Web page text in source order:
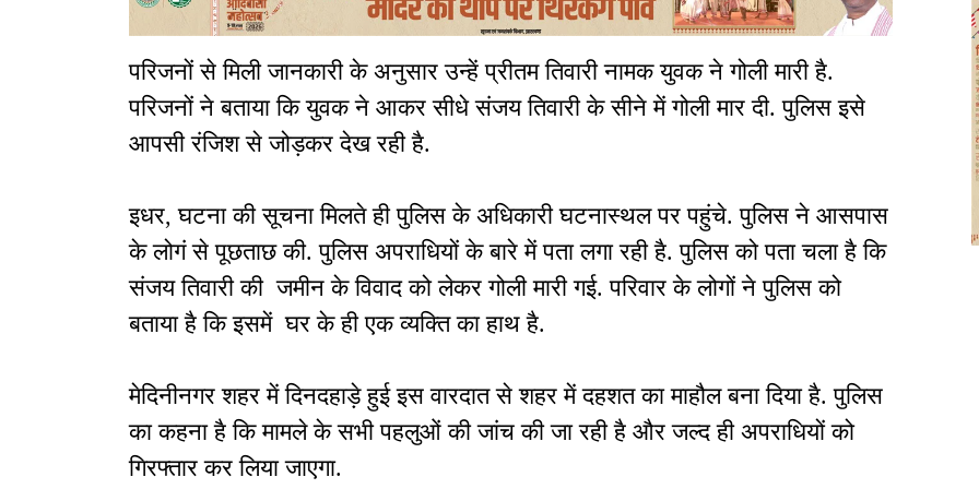
परिजनों से मिली जानकारी के अनुसार उन्हें प्रीतम तिवारी नामक युवक ने गोली मारी है.
परिजनों ने बताया कि युवक ने आकर सीधे संजय तिवारी के सीने में गोली मार दी. पुलिस इसे
आपसी रंजिश से जोड़कर देख रही है.
इधर, घटना की सूचना मिलते ही पुलिस के अधिकारी घटनास्थल पर पहुंचे. पुलिस ने आसपास
के लोगं से पूछताछ की. पुलिस अपराधियों के बारे में पता लगा रही है. पुलिस को पता चला है कि
संजय तिवारी की जमीन के विवाद को लेकर गोली मारी गई. परिवार के लोगों ने पुलिस को
बताया है कि इसमें घर के ही एक व्यक्ति का हाथ है.
मेदिनीनगर शहर में दिनदहाड़े हुई इस वारदात से शहर में दहशत का माहौल बना दिया है. पुलिस
का कहना है कि मामले के सभी पहलुओं की जांच की जा रही है और जल्द ही अपराधियों को
गिरफ्तार कर लिया जाएगा.